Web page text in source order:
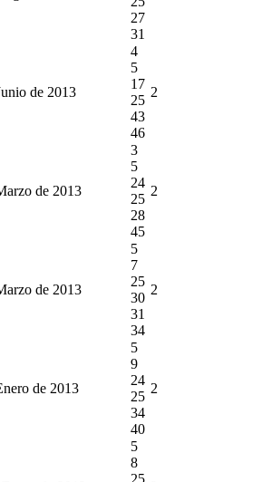
27
31
de 2013
4
5
17
25
43
46
2
de 2013
3
5
24
25
28
45
2
de 2013
5
7
25
30
31
34
2
de 2013
5
9
24
25
34
40
2
5
8
25